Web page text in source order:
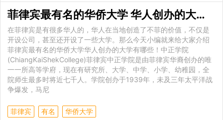
菲律宾最有名的华侨大学 华人创办的大学有哪些
在菲律宾是有很多华人的，华人在当地创造了不菲的价值，不仅是
开设公司，甚至还开设了一些大学。那么今天小编就来给大家介绍
菲律宾最有名的华侨大学华人创办的大学有哪些！中正学院
(ChiangKaiShekCollege)菲律宾中正学院是由菲律宾华裔创办的唯
一一所高等学府，现在有研究所、大学、中学、小学、幼稚园，全
院师生最多时将近七千人。学院创办于1939年，未及三年太平洋战
争爆发，马尼
菲律宾 有名 华侨大学